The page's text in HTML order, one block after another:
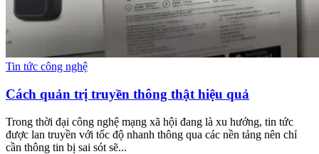
Tin tức công nghệ
Cách quản trị truyền thông thật hiệu quả
Trong thời đại công nghệ mạng xã hội đang là xu hướng, tin tức
được lan truyền với tốc độ nhanh thông qua các nền tảng nên chỉ
cần thông tin bị sai sót sẽ...